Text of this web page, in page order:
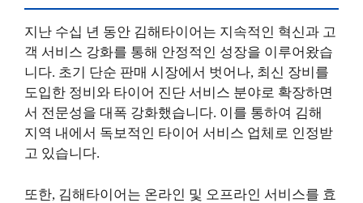
지난 수십 년 동안 김해타이어는 지속적인 혁신과 고
객 서비스 강화를 통해 안정적인 성장을 이루어왔습
니다. 초기 단순 판매 시장에서 벗어나, 최신 장비를
도입한 정비와 타이어 진단 서비스 분야로 확장하면
서 전문성을 대폭 강화했습니다. 이를 통하여 김해
지역 내에서 독보적인 타이어 서비스 업체로 인정받
고 있습니다.
또한, 김해타이어는 온라인 및 오프라인 서비스를 효